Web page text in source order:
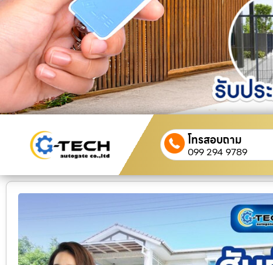
โทรสอบถาม
099 294 9789